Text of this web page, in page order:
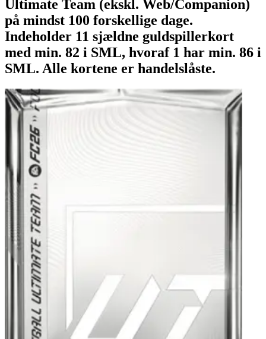
Ultimate Team (ekskl. Web/Companion)
på mindst 100 forskellige dage.
Indeholder 11 sjældne guldspillerkort
med min. 82 i SML, hvoraf 1 har min. 86 i
SML. Alle kortene er handelslåste.